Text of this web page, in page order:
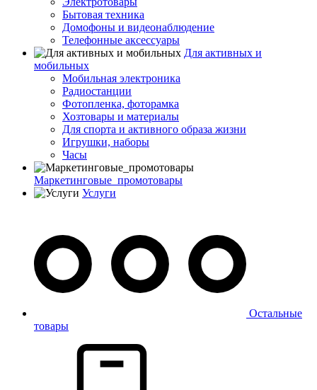
Бытовая техника
Домофоны и видеонаблюдение
Телефонные аксессуары
Для активных и
мобильных
Мобильная электроника
Радиостанции
Фотопленка, фоторамка
Хозтовары и материалы
Для спорта и активного образа жизни
Игрушки, наборы
Часы
Маркетинговые_промотовары
Услуги
Остальные
товары